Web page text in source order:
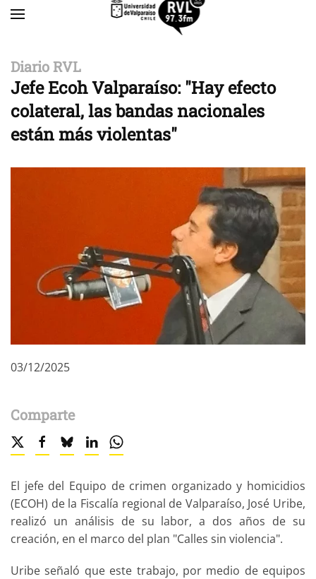
Diario RVL
Jefe Ecoh Valparaíso: "Hay efecto
colateral, las bandas nacionales
están más violentas"
03/12/2025
Comparte
El jefe del Equipo de crimen organizado y homicidios
(ECOH) de la Fiscalía regional de Valparaíso, José Uribe,
realizó un análisis de su labor, a dos años de su
creación, en el marco del plan "Calles sin violencia".
Uribe señaló que este trabajo, por medio de equipos